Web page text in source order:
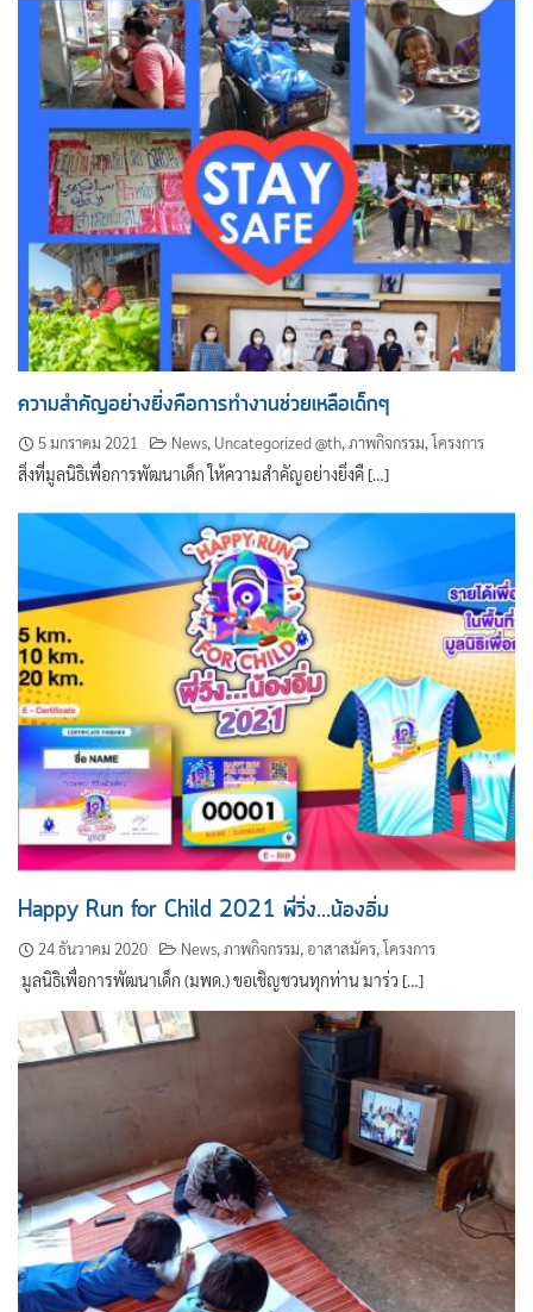
ความสำคัญอย่างยิ่งคือการทำงานช่วยเหลือเด็กๆ
5 มกราคม 2021 News, Uncategorized @th,ภาพกิจกรรม,โครงการ
สิ่งที่มูลนิธิเพื่อการพัฒนาเด็ก ให้ความสำคัญอย่างยิ่งคื […]
Happy Run for Child 2021 พี่วิ่ง…น้องอิ่ม
24 ธันวาคม 2020 News,ภาพกิจกรรม,อาสาสมัคร,โครงการ
มูลนิธิเพื่อการพัฒนาเด็ก (มพด.) ขอเชิญชวนทุกท่าน มาร่ว […]